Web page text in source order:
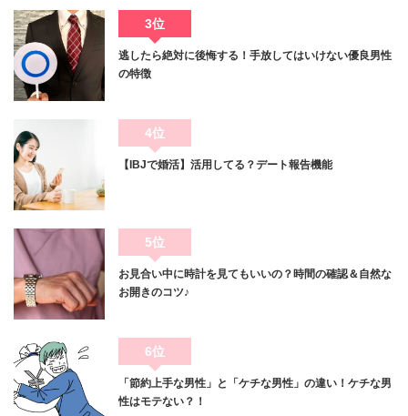
3位
逃したら絶対に後悔する！手放してはいけない優良男性
の特徴
4位
【IBJで婚活】活用してる？デート報告機能
5位
お見合い中に時計を見てもいいの？時間の確認＆自然な
お開きのコツ♪
6位
「節約上手な男性」と「ケチな男性」の違い！ケチな男
性はモテない？！